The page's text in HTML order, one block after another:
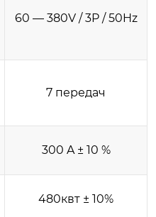
60 — 380V / 3P / 50Hz
7 передач
300 A ± 10 %
480квт ± 10%